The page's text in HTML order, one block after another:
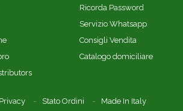
Ricorda Password
Servizio Whatsapp
Consigli Vendita
Catalogo domiciliare
Privacy Stato Ordini Made In Italy